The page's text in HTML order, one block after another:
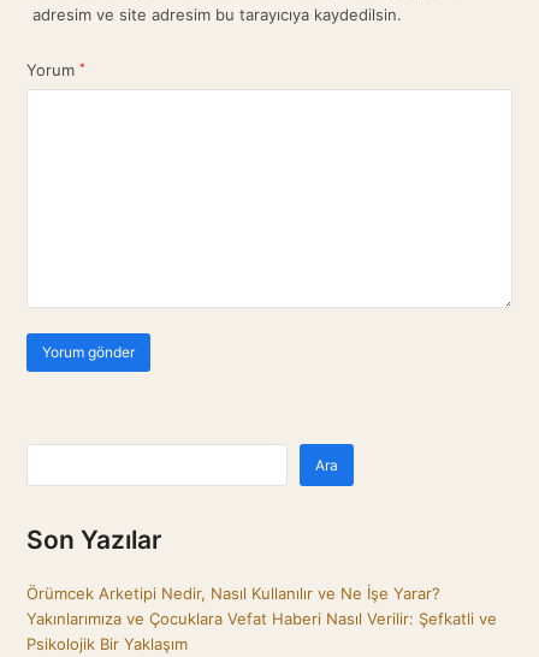
adresim ve site adresim bu tarayıcıya kaydedilsin.
Yorum*
Ara
Son Yazılar
Örümcek Arketipi Nedir, Nasıl Kullanılır ve Ne İşe Yarar?
Yakınlarımıza ve Çocuklara Vefat Haberi Nasıl Verilir: Şefkatli ve
Psikolojik Bir Yaklaşım